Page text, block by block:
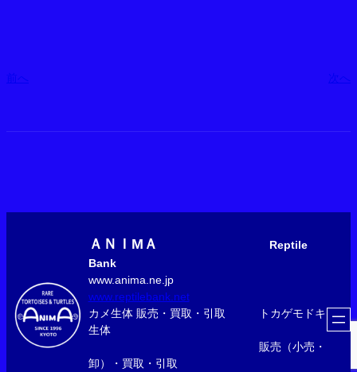
前へ 次へ
ＡＮＩМＡ
Reptile
Bank
www.anima.ne.jp
www.reptilebank.net
カメ生体 販売・買取・引取 トカゲモドキ
生体
販売（小売・
卸）・買取・引取